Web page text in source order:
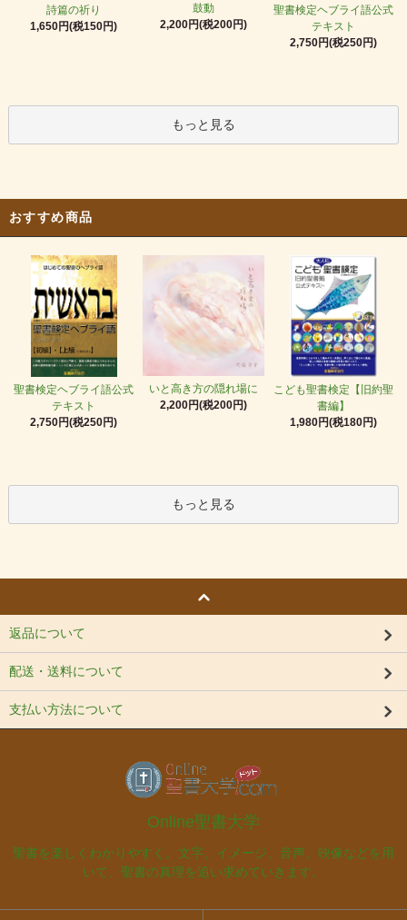
詩篇の祈り
1,650円(税150円)
鼓動
2,200円(税200円)
聖書検定ヘブライ語公式
テキスト
2,750円(税250円)
もっと見る
おすすめ商品
聖書検定ヘブライ語公式
テキスト
2,750円(税250円)
いと高き方の隠れ場に
2,200円(税200円)
こども聖書検定【旧約聖
書編】
1,980円(税180円)
もっと見る
返品について
配送・送料について
支払い方法について
Online聖書大学
聖書を楽しくわかりやすく。文字、イメージ、音声、映像などを用
いて、聖書の真理を追い求めていきます。